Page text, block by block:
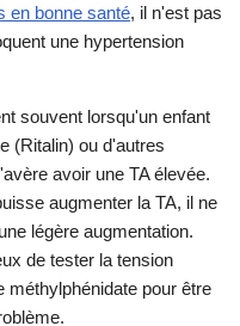
en bonne santé, il n'est pas
une hypertension
souvent lorsqu'un enfant
(Ritalin) ou d'autres
avoir une TA élevée.
augmenter la TA, il ne
légère augmentation.
de tester la tension
méthylphénidate pour être